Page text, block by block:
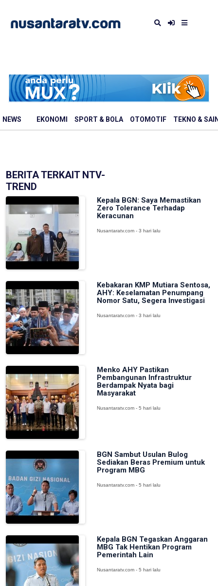
NEWS EKONOMI SPORT & BOLA OTOMOTIF TEKNO &
BERITA TERKAIT NTV-
TREND
Kepala BGN: Saya Memastikan
Zero Tolerance Terhadap
Keracunan
Nusantaratv.com - 3 hari lalu
Kebakaran KMP Mutiara Sentosa,
AHY: Keselamatan Penumpang
Nomor Satu, Segera Investigasi
Nusantaratv.com - 3 hari lalu
Menko AHY Pastikan
Pembangunan Infrastruktur
Berdampak Nyata bagi
Masyarakat
Nusantaratv.com - 5 hari lalu
BGN Sambut Usulan Bulog
Sediakan Beras Premium untuk
Program MBG
Nusantaratv.com - 5 hari lalu
Kepala BGN Tegaskan Anggaran
MBG Tak Hentikan Program
Pemerintah Lain
Nusantaratv.com - 5 hari lalu